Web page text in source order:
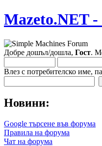
Mazeto.NET -
Добре дошъл/дошла, Гост.
Влез с потребителско име,
Новини:
Google търсене във форума
Правила на форума
Чат на форума